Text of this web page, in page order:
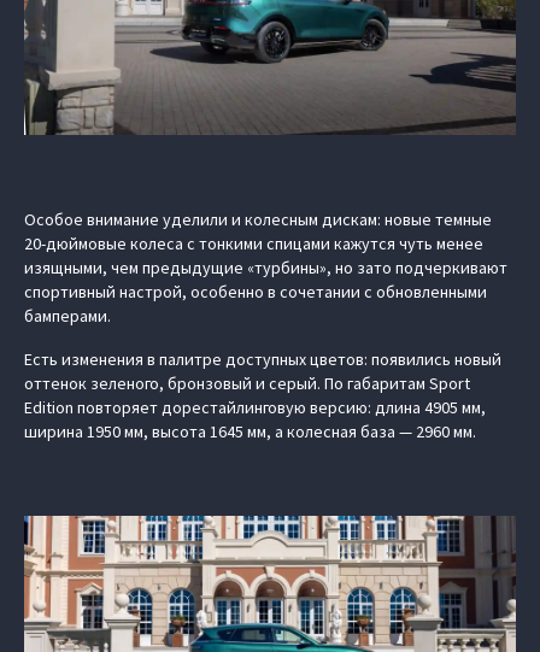
Особое внимание уделили и колесным дискам: новые темные
20-дюймовые колеса с тонкими спицами кажутся чуть менее
изящными, чем предыдущие «турбины», но зато подчеркивают
спортивный настрой, особенно в сочетании с обновленными
бамперами.
Есть изменения в палитре доступных цветов: появились новый
оттенок зеленого, бронзовый и серый. По габаритам Sport
Edition повторяет дорестайлинговую версию: длина 4905 мм,
ширина 1950 мм, высота 1645 мм, а колесная база — 2960 мм.